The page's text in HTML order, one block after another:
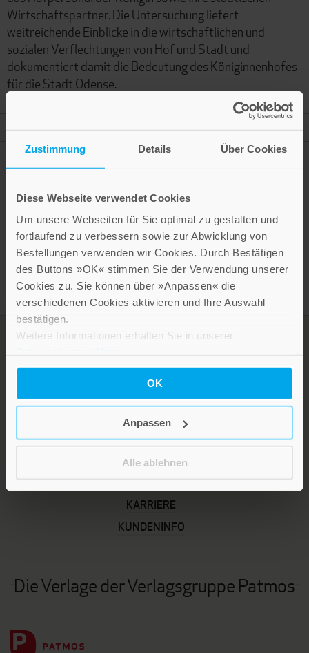
Zustimmung Details Über Cookies
Diese Webseite verwendet Cookies
Um unsere Webseiten für Sie optimal zu gestalten und
fortlaufend zu verbessern sowie zur Abwicklung von
Bestellungen verwenden wir Cookies. Durch Bestätigen
des Buttons »OK« stimmen Sie der Verwendung unserer
Cookies zu. Sie können über »Anpassen« die
verschiedenen Cookies aktivieren und Ihre Auswahl
bestätigen.
Weitere Informationen erhalten Sie in unserer
OK
Anpassen
Alle ablehnen
Wirtschaftspartner. Die Untersuchung liefert
weitreichende Einblicke in die wirtschaftlichen und
sozialen Verflechtungen von Hof und Stadt und
dokumentiert damit die Bedeutung des Königinnenhofes
für die Stadt Odense.
Mehr Informationen
Autor
Presseinformation drucken
LEBE GUT MAGAZIN
KARRIERE
KUNDENINFO
Die Verlage der Verlagsgruppe Patmos